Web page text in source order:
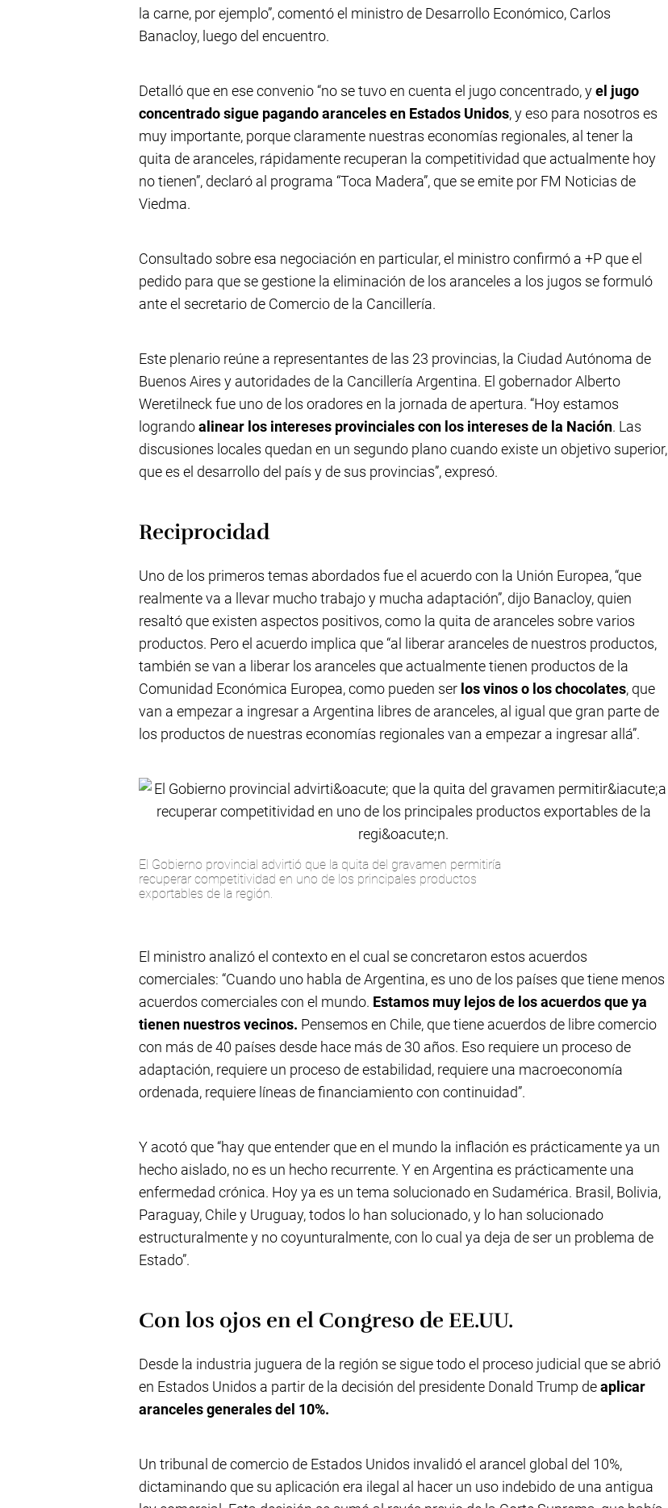
la carne, por ejemplo”, comentó el ministro de Desarrollo Económico, Carlos
Banacloy, luego del encuentro.
Detalló que en ese convenio “no se tuvo en cuenta el jugo concentrado, yel jugo
concentrado sigue pagando aranceles en Estados Unidos, y eso para nosotros es
muy importante, porque claramente nuestras economías regionales, al tener la
quita de aranceles, rápidamente recuperan la competitividad que actualmente hoy
no tienen”, declaró al programa “Toca Madera”, que se emite por FM Noticias de
Viedma.
Consultado sobre esa negociación en particular, el ministro confirmó a +P que el
pedido para que se gestione la eliminación de los aranceles a los jugos se formuló
ante el secretario de Comercio de la Cancillería.
Este plenario reúne a representantes de las 23 provincias, la Ciudad Autónoma de
Buenos Aires y autoridades de la Cancillería Argentina. El gobernador Alberto
Weretilneck fue uno de los oradores en la jornada de apertura. “Hoy estamos
lograndoalinear los intereses provinciales con los intereses de la Nación. Las
discusiones locales quedan en un segundo plano cuando existe un objetivo superior,
que es el desarrollo del país y de sus provincias”, expresó.
Reciprocidad
Uno de los primeros temas abordados fue el acuerdo con la Unión Europea, “que
realmente va a llevar mucho trabajo y mucha adaptación”, dijo Banacloy, quien
resaltó que existen aspectos positivos, como la quita de aranceles sobre varios
productos. Pero el acuerdo implica que “al liberar aranceles de nuestros productos,
también se van a liberar los aranceles que actualmente tienen productos de la
Comunidad Económica Europea, como pueden ser los vinos o los chocolates, que
van a empezar a ingresar a Argentina libres de aranceles, al igual que gran parte de
los productos de nuestras economías regionales van a empezar a ingresar allá”.
El Gobierno provincial advirtió que la quita del gravamen permitiría
recuperar competitividad en uno de los principales productos
exportables de la región.
El ministro analizó el contexto en el cual se concretaron estos acuerdos
comerciales: “Cuando uno habla de Argentina, es uno de los países que tiene menos
acuerdos comerciales con el mundo. Estamos muy lejos de los acuerdos que ya
tienen nuestros vecinos. Pensemos en Chile, que tiene acuerdos de libre comercio
con más de 40 países desde hace más de 30 años. Eso requiere un proceso de
adaptación, requiere un proceso de estabilidad, requiere una macroeconomía
ordenada, requiere líneas de financiamiento con continuidad”.
Y acotó que “hay que entender que en el mundo la inflación es prácticamente ya un
hecho aislado, no es un hecho recurrente. Y en Argentina es prácticamente una
enfermedad crónica. Hoy ya es un tema solucionado en Sudamérica. Brasil, Bolivia,
Paraguay, Chile y Uruguay, todos lo han solucionado, y lo han solucionado
estructuralmente y no coyunturalmente, con lo cual ya deja de ser un problema de
Estado”.
Con los ojos en el Congreso de EE.UU.
Desde la industria juguera de la región se sigue todo el proceso judicial que se abrió
en Estados Unidos a partir de la decisión del presidente Donald Trump deaplicar
aranceles generales del 10%.
Un tribunal de comercio de Estados Unidos invalidó el arancel global del 10%,
dictaminando que su aplicación era ilegal al hacer un uso indebido de una antigua